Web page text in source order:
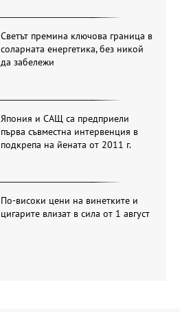
Светът премина ключова граница в
соларната енергетика, без никой
да забележи
Япония и САЩ са предприели
първа съвместна интервенция в
подкрепа на йената от 2011 г.
По-високи цени на винетките и
цигарите влизат в сила от 1 август